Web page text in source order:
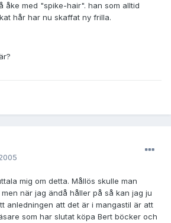
åke med "spike-hair". han som alltid
hår har nu skaffat ny frilla.
mig om detta. Mållös skulle man
när jag ändå håller på så kan jag ju
anledningen att det är i mangastil är att
som har slutat köpa Bert böcker och